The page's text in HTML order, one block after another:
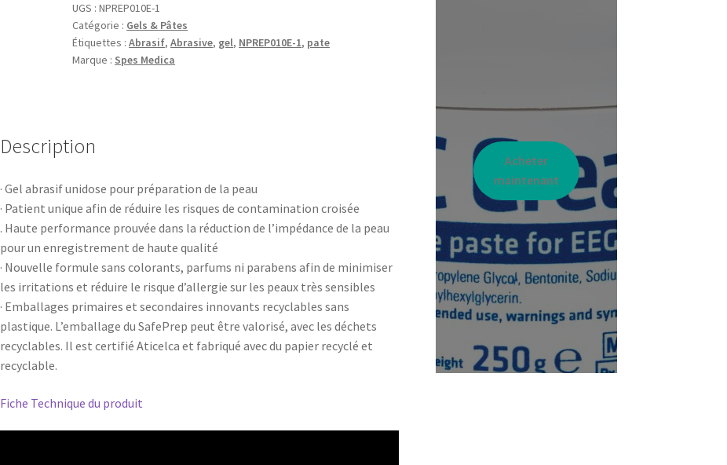
UGS :NPREP010E-1
Catégorie : Gels & Pâtes
Étiquettes :Abrasif,Abrasive, gel, NPREP010E-1, pate
Marque : Spes Medica
Description
· Gel abrasif unidose pour préparation de la peau
· Patient unique afin de réduire les risques de contamination croisée
. Haute performance prouvée dans la réduction de l’impédance de la peau
pour un enregistrement de haute qualité
· Nouvelle formule sans colorants, parfums ni parabens afin de minimiser
les irritations et réduire le risque d’allergie sur les peaux très sensibles
· Emballages primaires et secondaires innovants recyclables sans
plastique. L’emballage du SafePrep peut être valorisé, avec les déchets
recyclables. Il est certifié Aticelca et fabriqué avec du papier recyclé et
recyclable.
Fiche Technique du produit
Acheter
maintenant